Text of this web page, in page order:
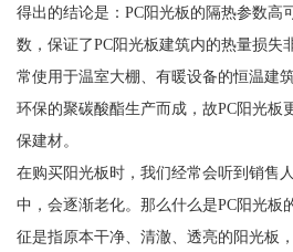
得出的结论是：PC阳光板的隔热参数高
数，保证了PC阳光板建筑内的热量损失
常使用于温室大棚、有暖设备的恒温建
环保的聚碳酸酯生产而成，故PC阳光板
保建材。
在购买阳光板时，我们经常会听到销售
中，会逐渐老化。那么什么是PC阳光
征是指原本干净、清澈、透亮的阳光板